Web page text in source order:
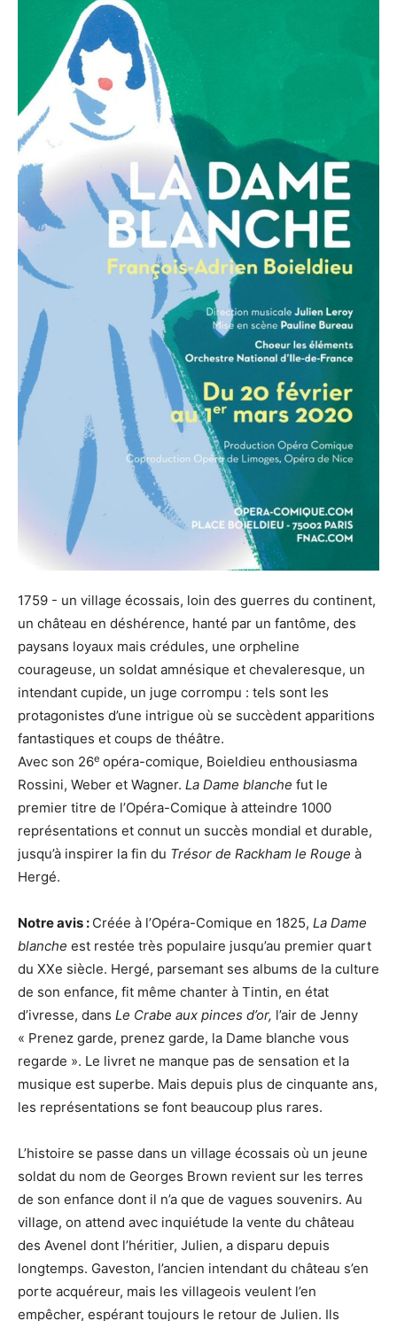
1759 - un village écossais, loin des guerres du continent,
un château en déshérence, hanté par un fantôme, des
paysans loyaux mais crédules, une orpheline
courageuse, un soldat amnésique et chevaleresque, un
intendant cupide, un juge corrompu : tels sont les
protagonistes d’une intrigue où se succèdent apparitions
fantastiques et coups de théâtre.
Avec son 26e opéra-comique, Boieldieu enthousiasma
Rossini, Weber et Wagner. La Dame blanche fut le
premier titre de l’Opéra-Comique à atteindre 1000
représentations et connut un succès mondial et durable,
jusqu’à inspirer la fin du Trésor de Rackham le Rouge à
Hergé.
Notre avis : Créée à l’Opéra-Comique en 1825, La Dame
blanche est restée très populaire jusqu’au premier quart
du XXe siècle. Hergé, parsemant ses albums de la culture
de son enfance, fit même chanter à Tintin, en état
d’ivresse, dans Le Crabe aux pinces d’or, l’air de Jenny
« Prenez garde, prenez garde, la Dame blanche vous
regarde ». Le livret ne manque pas de sensation et la
musique est superbe. Mais depuis plus de cinquante ans,
les représentations se font beaucoup plus rares.
L’histoire se passe dans un village écossais où un jeune
soldat du nom de Georges Brown revient sur les terres
de son enfance dont il n’a que de vagues souvenirs. Au
village, on attend avec inquiétude la vente du château
des Avenel dont l’héritier, Julien, a disparu depuis
longtemps. Gaveston, l’ancien intendant du château s’en
porte acquéreur, mais les villageois veulent l’en
empêcher, espérant toujours le retour de Julien. Ils